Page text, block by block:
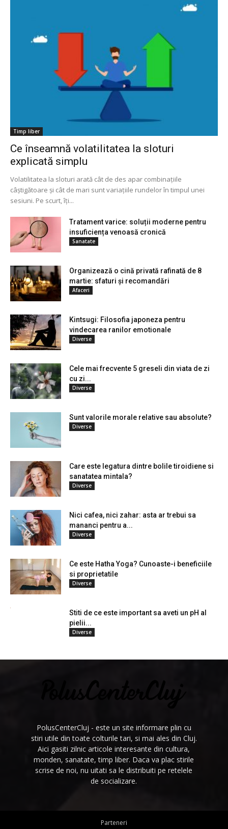
Timp liber
Ce înseamnă volatilitatea la sloturi
explicată simplu
Volatilitatea la sloturi arată cât de des apar combinațiile
câștigătoare și cât de mari sunt variațiile rundelor în timpul unei
sesiuni. Pe scurt, îți...
Tratament varice: soluții moderne pentru
insuficiența venoasă cronică
Sanatate
Organizează o cină privată rafinată de 8
martie: sfaturi și recomandări
Afaceri
Kintsugi: Filosofia japoneza pentru
vindecarea ranilor emotionale
Diverse
Cele mai frecvente 5 greseli din viata de zi
cu zi...
Diverse
Sunt valorile morale relative sau absolute?
Diverse
Care este legatura dintre bolile tiroidiene si
sanatatea mintala?
Diverse
Nici cafea, nici zahar: asta ar trebui sa
mananci pentru a...
Diverse
Ce este Hatha Yoga? Cunoaste-i beneficiile
si proprietatile
Diverse
Stiti de ce este important sa aveti un pH al
pielii...
Diverse
PolusCenterCluj - este un site informare plin cu
stiri utile din toate colturile tari, si mai ales din Cluj.
Aici gasiti zilnic articole interesante din cultura,
monden, sanatate, timp liber. Daca va plac stirile
scrise de noi, nu uitati sa le distribuiti pe retelele
de socializare.
Parteneri